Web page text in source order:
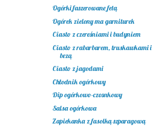
Ogórki faszerowane fetą
Ogórek zielony ma garniturek
Ciasto z czereśniami i budyniem
Ciasto z rabarbarem, truskawkami i
bezą
Ciasto z jagodami
Chłodnik ogórkowy
Dip ogórkowo-czosnkowy
Salsa ogórkowa
Zapiekanka z fasolką szparagową